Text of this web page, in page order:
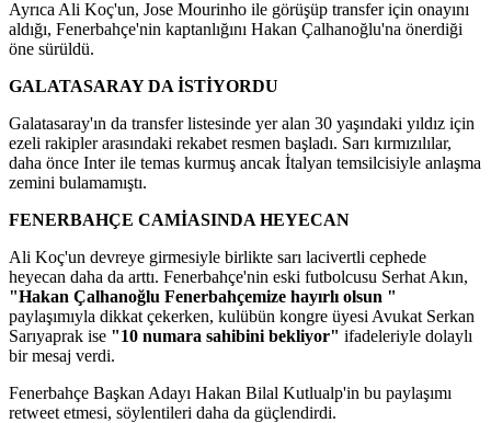
Ayrıca Ali Koç'un, Jose Mourinho ile görüşüp transfer için onayını
aldığı, Fenerbahçe'nin kaptanlığını Hakan Çalhanoğlu'na önerdiği
öne sürüldü.
GALATASARAY DA İSTİYORDU
Galatasaray'ın da transfer listesinde yer alan 30 yaşındaki yıldız için
ezeli rakipler arasındaki rekabet resmen başladı. Sarı kırmızılılar,
daha önce Inter ile temas kurmuş ancak İtalyan temsilcisiyle anlaşma
zemini bulamamıştı.
FENERBAHÇE CAMİASINDA HEYECAN
Ali Koç'un devreye girmesiyle birlikte sarı lacivertli cephede
heyecan daha da arttı. Fenerbahçe'nin eski futbolcusu Serhat Akın,
"Hakan Çalhanoğlu Fenerbahçemize hayırlı olsun "
paylaşımıyla dikkat çekerken, kulübün kongre üyesi Avukat Serkan
Sarıyaprak ise "10 numara sahibini bekliyor" ifadeleriyle dolaylı
bir mesaj verdi.
Fenerbahçe Başkan Adayı Hakan Bilal Kutlualp'in bu paylaşımı
retweet etmesi, söylentileri daha da güçlendirdi.